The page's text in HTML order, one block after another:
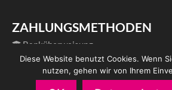
ZAHLUNGSMETHODEN
Banküberweisung
PayPal
Diese Website benutzt Cookies. Wenn
nutzen, gehen wir von Ihrem